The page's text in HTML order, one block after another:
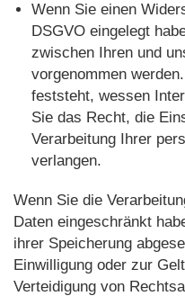
Wenn Sie einen
DSGVO eingelegt
zwischen Ihren und
vorgenommen
feststeht, wessen
Sie das Recht, die
Verarbeitung Ihrer
verlangen.
Wenn Sie die
Daten eingeschränkt
ihrer Speicherung
Einwilligung oder zur
Verteidigung von